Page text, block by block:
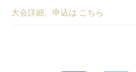
大会詳細、申込は こちら